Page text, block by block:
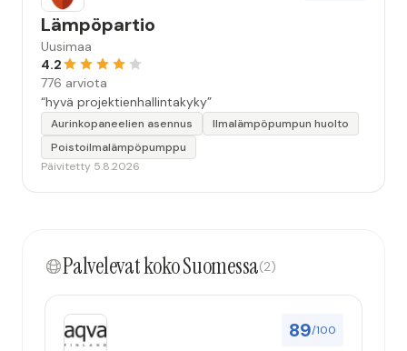
Lämpöpartio
Uusimaa
4.2
776 arviota
“hyvä projektienhallintakyky”
Aurinkopaneelien asennus
Ilmalämpöpumpun huolto
Poistoilmalämpöpumppu
Päivitetty 5.8.2026
Palvelevat koko Suomessa(2)
89/100